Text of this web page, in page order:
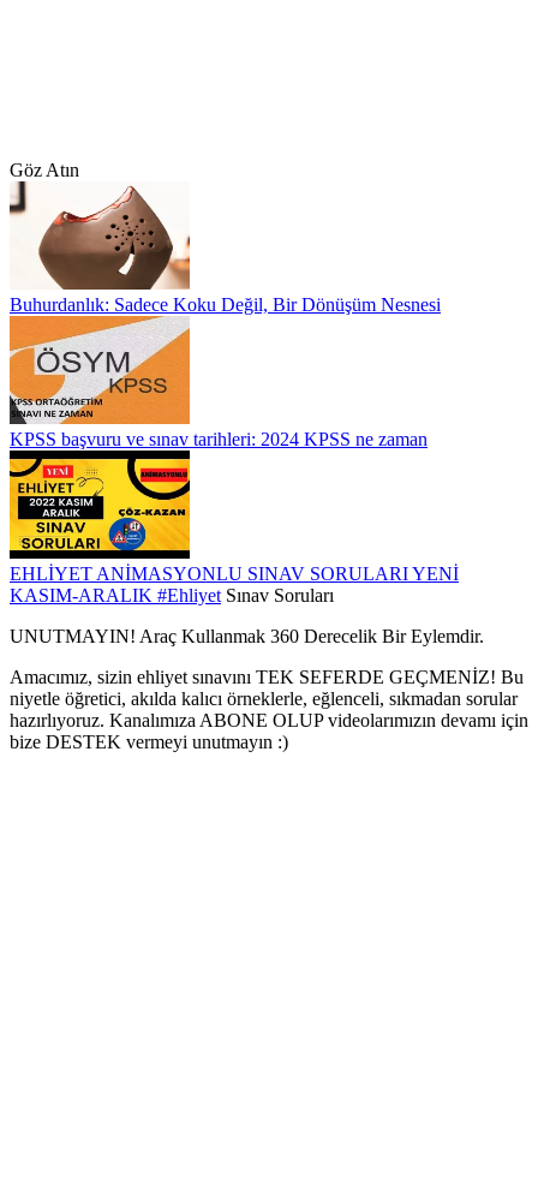
Göz Atın
Buhurdanlık: Sadece Koku Değil, Bir Dönüşüm Nesnesi
KPSS başvuru ve sınav tarihleri: 2024 KPSS ne zaman
EHLİYET ANİMASYONLU SINAV SORULARI YENİ
KASIM-ARALIK #Ehliyet Sınav Soruları
UNUTMAYIN! Araç Kullanmak 360 Derecelik Bir Eylemdir.
Amacımız, sizin ehliyet sınavını TEK SEFERDE GEÇMENİZ! Bu
niyetle öğretici, akılda kalıcı örneklerle, eğlenceli, sıkmadan sorular
hazırlıyoruz. Kanalımıza ABONE OLUP videolarımızın devamı için
bize DESTEK vermeyi unutmayın :)